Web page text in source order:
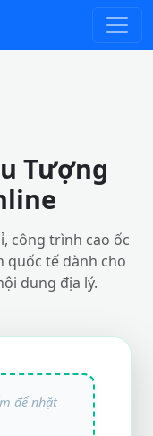
Tượng
công trình cao ốc
quốc tế dành cho
dung địa lý.